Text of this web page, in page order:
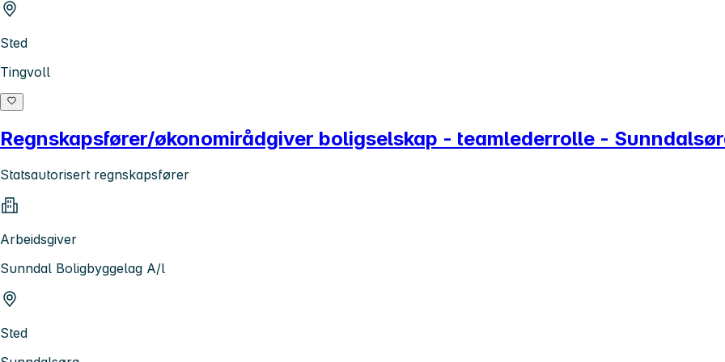
Sted
Tingvoll
Regnskapsfører/økonomirådgiver boligselskap - teamlederrolle -
Statsautorisert regnskapsfører
Arbeidsgiver
Sunndal Boligbyggelag A/l
Sted